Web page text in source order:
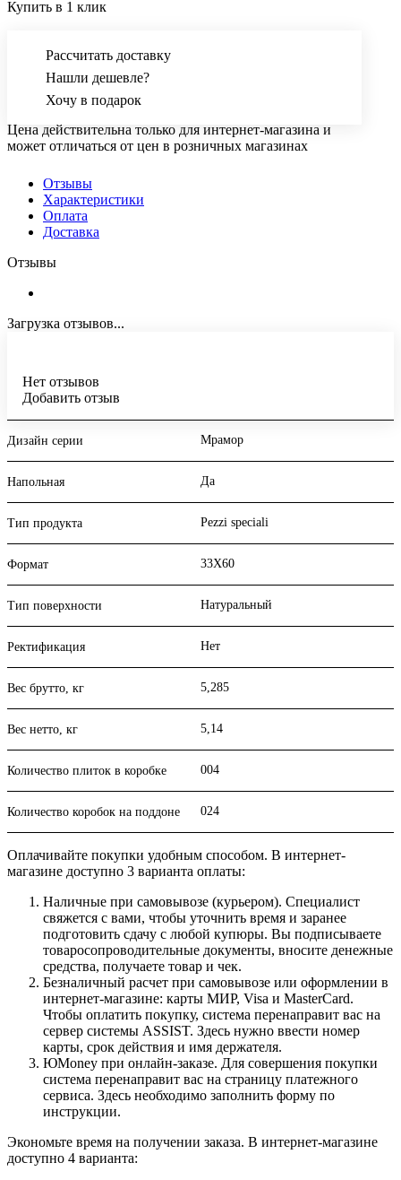
Купить в 1 клик
Рассчитать доставку
Нашли дешевле?
Хочу в подарок
Цена действительна только для интернет-магазина и
может отличаться от цен в розничных магазинах
Отзывы
Характеристики
Оплата
Доставка
Отзывы
Загрузка отзывов...
Нет отзывов
Добавить отзыв
Дизайн серии Мрамор
Напольная Да
Тип продукта Pezzi speciali
Формат 33X60
Тип поверхности Натуральный
Ректификация Нет
Вес брутто, кг 5,285
Вес нетто, кг 5,14
Количество плиток в коробке 004
Количество коробок на поддоне 024
Оплачивайте покупки удобным способом. В интернет-
магазине доступно 3 варианта оплаты:
Наличные при самовывозе (курьером). Специалист
свяжется с вами, чтобы уточнить время и заранее
подготовить сдачу с любой купюры. Вы подписываете
товаросопроводительные документы, вносите денежные
средства, получаете товар и чек.
Безналичный расчет при самовывозе или оформлении в
интернет-магазине: карты МИР, Visa и MasterCard.
Чтобы оплатить покупку, система перенаправит вас на
сервер системы ASSIST. Здесь нужно ввести номер
карты, срок действия и имя держателя.
ЮMoney при онлайн-заказе. Для совершения покупки
система перенаправит вас на страницу платежного
сервиса. Здесь необходимо заполнить форму по
инструкции.
Экономьте время на получении заказа. В интернет-магазине
доступно 4 варианта: